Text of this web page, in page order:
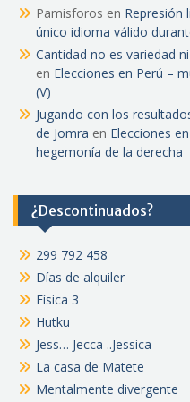
Pamisforos en Represión
único idioma válido
Cantidad no es variedad
en Elecciones en Perú –
(V)
Jugando con los
de Jomra en Elecciones
hegemonía de la derecha
¿Descontinuados?
299 792 458
Días de alquiler
Física 3
Hutku
Jess… Jecca ..Jessica
La casa de Matete
Mentalmente divergente